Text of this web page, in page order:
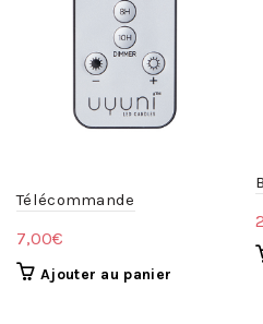
Télécommande
7,00€
Ajouter au panier